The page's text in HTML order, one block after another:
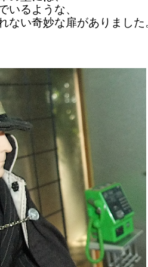
いるような、
ない奇妙な扉がありました